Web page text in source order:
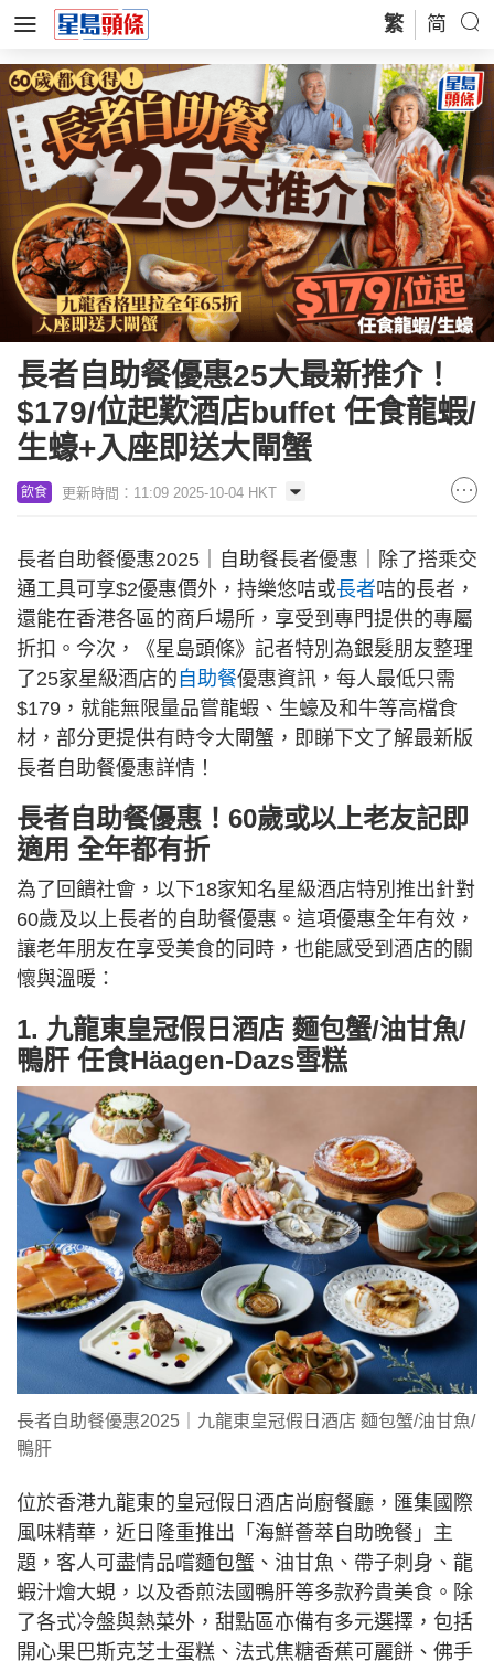
繁 简
長者自助餐優惠25大最新推介！
$179/位起歎酒店buffet 任食龍蝦/
生蠔+入座即送大閘蟹
飲食 更新時間：11:09 2025-10-04 HKT
長者自助餐優惠2025｜自助餐長者優惠｜除了搭乘交
通工具可享$2優惠價外，持樂悠咭或長者咭的長者，
還能在香港各區的商戶場所，享受到專門提供的專屬
折扣。今次，《星島頭條》記者特別為銀髮朋友整理
了25家星級酒店的 自助餐優惠資訊，每人最低只需
$179，就能無限量品嘗龍蝦、生蠔及和牛等高檔食
材，部分更提供有時令大閘蟹，即睇下文了解最新版
長者自助餐優惠詳情！
長者自助餐優惠！60歲或以上老友記即
適用 全年都有折
為了回饋社會，以下18家知名星級酒店特別推出針對
60歲及以上長者的自助餐優惠。這項優惠全年有效，
讓老年朋友在享受美食的同時，也能感受到酒店的關
懷與溫暖：
1. 九龍東皇冠假日酒店 麵包蟹/油甘魚/
鴨肝 任食Häagen-Dazs雪糕
長者自助餐優惠2025｜九龍東皇冠假日酒店 麵包蟹/油甘魚/
鴨肝
位於香港九龍東的皇冠假日酒店尚廚餐廳，匯集國際
風味精華，近日隆重推出「海鮮薈萃自助晚餐」主
題，客人可盡情品嚐麵包蟹、油甘魚、帶子刺身、龍
蝦汁燴大蜆，以及香煎法國鴨肝等多款矜貴美食。除
了各式冷盤與熱菜外，甜點區亦備有多元選擇，包括
開心果巴斯克芝士蛋糕、法式焦糖香蕉可麗餅、佛手